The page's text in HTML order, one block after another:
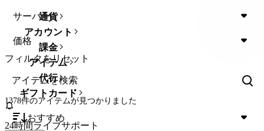
通貨
アカウント
課金
アイテム
代行
ギフトカード
24時間ライブサポート
サーバー
価格
フィルタをリセット
1378件のアイテムが見つかりました
おすすめ